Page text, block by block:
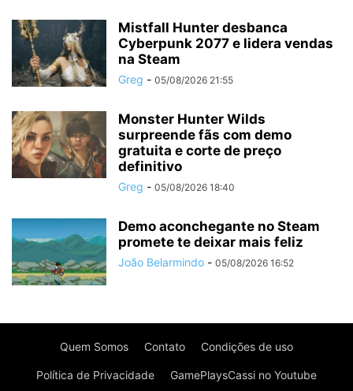
Mistfall Hunter desbanca
Cyberpunk 2077 e lidera vendas
na Steam
Greg - 05/08/2026 21:55
Monster Hunter Wilds
surpreende fãs com demo
gratuita e corte de preço
definitivo
Greg - 05/08/2026 18:40
Demo aconchegante no Steam
promete te deixar mais feliz
João Belarmindo - 05/08/2026 16:52
Quem Somos Contato Condições de uso
Política de Privacidade GamePlaysCassi no Youtube